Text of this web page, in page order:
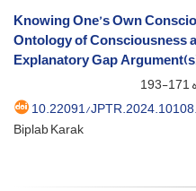
Knowing One’s Own
Ontology of Consciousness
Explanatory Gap
171-193
10.22091/
Biplab Karak